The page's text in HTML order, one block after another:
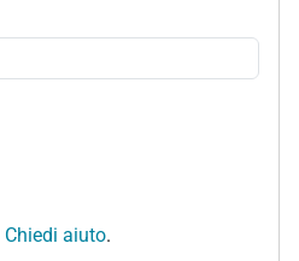
Chiedi aiuto.